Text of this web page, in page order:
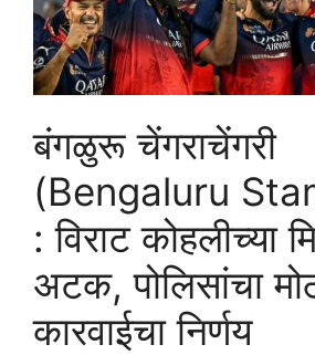
बंगळुरू चेंगराचेंगरी
(Bengaluru
: विराट कोहलीच्या
अटक, पोलिसांचा
कारवाईचा निर्णय